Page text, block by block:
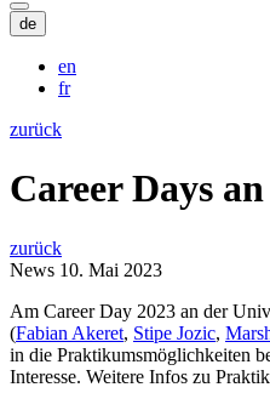
de
en
fr
zurück
Career Days
zurück
News 10. Mai 2023
Am Career Day 2023 an der
(Fabian Akeret, Stipe Jozic,
in die Praktikumsmöglichkeiten
Interesse. Weitere Infos zu